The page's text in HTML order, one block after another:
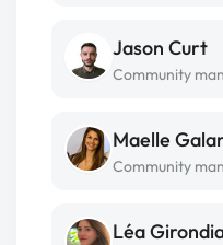
Jason Curt
Community
Maelle
Community
Léa